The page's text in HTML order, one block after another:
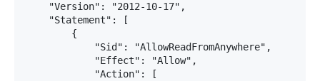
    "Version": "2012-10-17",
    "Statement": [
        {
            "Sid": "AllowReadFromAnywhere",
            "Effect": "Allow",
            "Action": [